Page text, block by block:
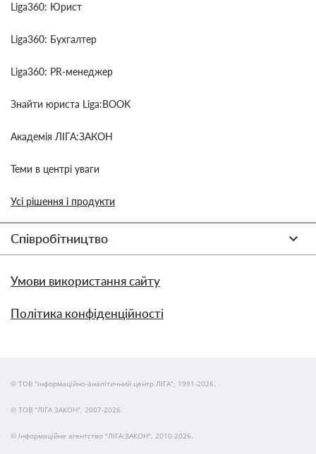
Liga360: Юрист
Liga360: Бухгалтер
Liga360: PR-менеджер
Знайти юриста Liga:BOOK
Академія ЛІГА:ЗАКОН
Теми в центрі уваги
Усі рішення і продукти
Співробітництво
Умови використання сайту
Політика конфіденційності
© ТОВ "інформаційно-аналітичний центр ЛІГА", 1991-2026.
© ТОВ "ЛІГА ЗАКОН", 2007-2026.
© Інформаційне агентство "ЛІГА:ЗАКОН", 2010-2026.